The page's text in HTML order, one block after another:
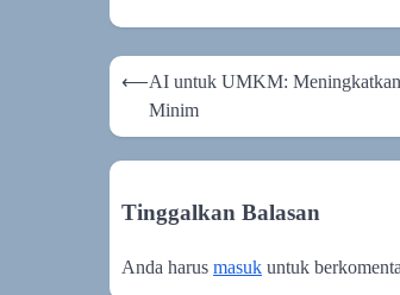
Navigasi
⟵AI untuk UMKM:
Minim
Tinggalkan Balasan
Anda harus masuk untuk